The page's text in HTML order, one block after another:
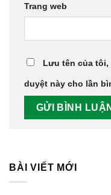
Trang web
Lưu tên của tôi,
duyệt này cho lần
BÀI VIẾT MỚI